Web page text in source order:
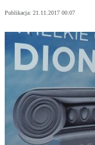
Publikacja: 21.11.2017 00:07